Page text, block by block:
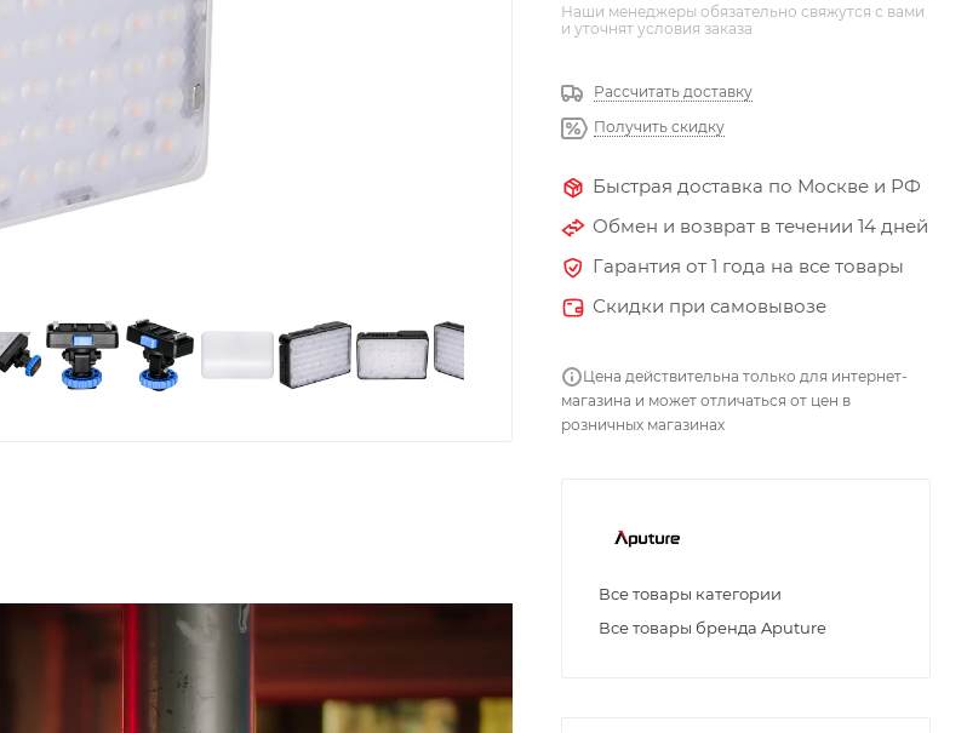
Наши менеджеры обязательно свяжутся с вами
и уточнят условия заказа
Рассчитать доставку
Получить скидку
Быстрая доставка по Москве и РФ
Обмен и возврат в течении 14 дней
Гарантия от 1 года на все товары
Скидки при самовывозе
Цена действительна только для интернет-
магазина и может отличаться от цен в
розничных магазинах
Все товары категории
Все товары бренда Aputure